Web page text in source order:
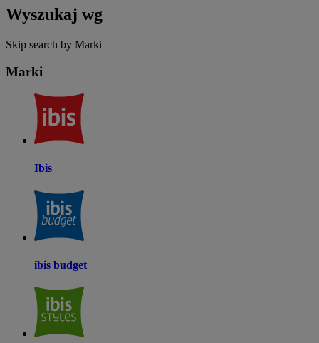
Wyszukaj wg
Skip search by Marki
Marki
Ibis
ibis budget